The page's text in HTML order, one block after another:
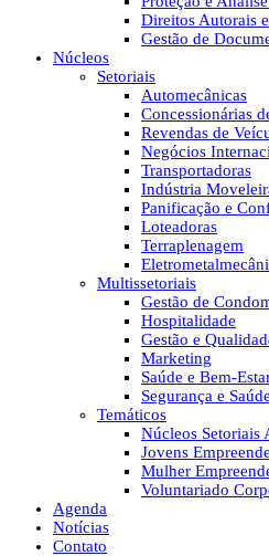
Direitos Autorais
Gestão de
Núcleos
Setoriais
Automecânicas
Concessionárias
Revendas de
Negócios
Transportadoras
Indústria
Panificação e
Loteadoras
Terraplenagem
Multissetoriais
Gestão de
Hospitalidade
Gestão e
Marketing
Saúde e Bem-
Segurança e
Temáticos
Núcleos Setoriais
Jovens
Mulher
Voluntariado
Agenda
Notícias
Contato